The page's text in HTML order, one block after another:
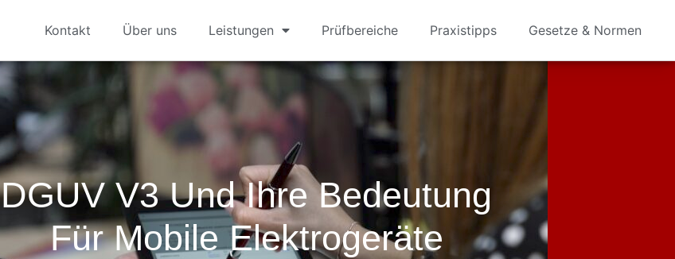
Kontakt Über uns Leistungen Prüfbereiche Praxistipps Gesetze & Normen
DGUV V3 Und Ihre Bedeutung
Für Mobile Elektrogeräte